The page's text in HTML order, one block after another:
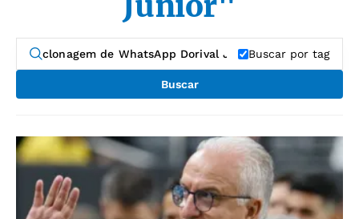
Buscar por tag
Buscar